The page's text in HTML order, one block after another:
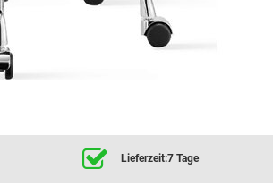
Lieferzeit:7 Tage